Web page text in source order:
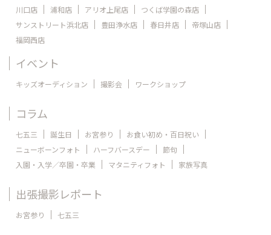
川口店
浦和店 アリオ上尾店
つくば学園の森店
サンストリート浜北店
豊田浄水店 春日井店
帝塚山店
福岡西店
イベント
キッズオーディション 撮影会 ワークショップ
コラム
七五三 誕生日 お宮参り
お食い初め・百日祝い
ニューボーンフォト
ハーフバースデー
節句
入園・入学／卒園・卒業
マタニティフォト 家族写真
出張撮影レポート
お宮参り 七五三